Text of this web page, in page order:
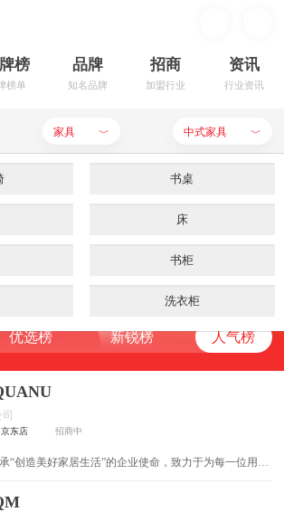
榜
榜单
品牌
知名品牌
招商
加盟行业
资讯
行业资讯
家具 ﹀ 中式家具 ﹀
餐饮行业
家居生活
服饰鞋帽
手机数码
电脑用品
工程机械
生活用品
装饰装潢
厨房用具
家具
精美餐具
书桌
床
书柜
洗衣柜
装饰柜
儿童家具
行榜
优选榜 新锐榜 人气榜
优选榜 新锐榜 人气榜
京东店 招商中
“创造美好家居生活”的企业使命，致力于为每一位用户
。